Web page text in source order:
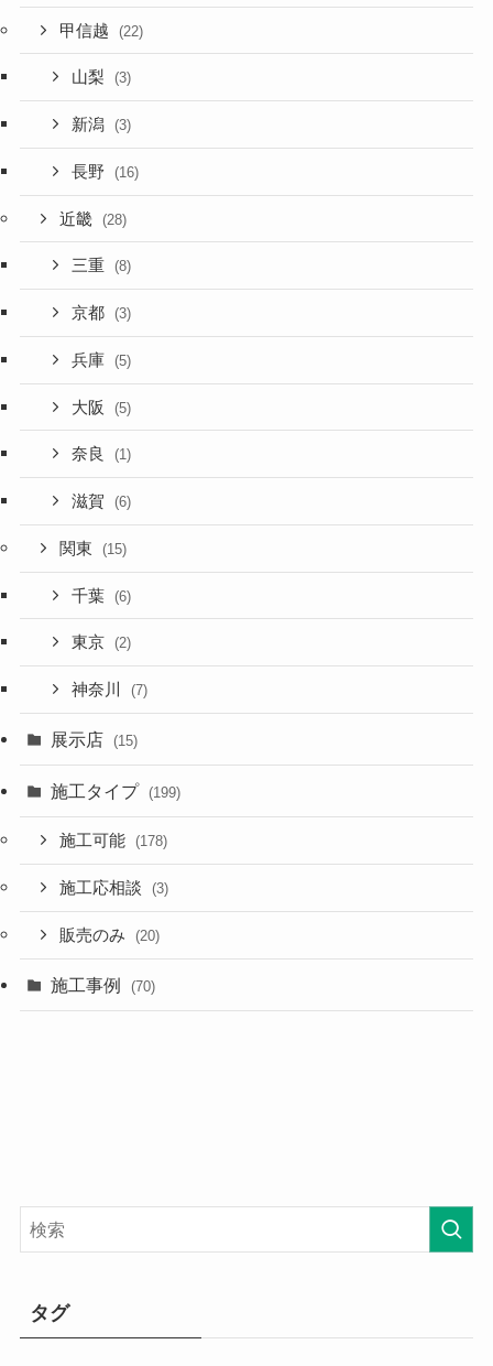
甲信越 (22)
山梨 (3)
新潟 (3)
長野 (16)
近畿 (28)
三重 (8)
京都 (3)
兵庫 (5)
大阪 (5)
奈良 (1)
滋賀 (6)
関東 (15)
千葉 (6)
東京 (2)
神奈川 (7)
展示店 (15)
施工タイプ (199)
施工可能 (178)
施工応相談 (3)
販売のみ (20)
施工事例 (70)
タグ